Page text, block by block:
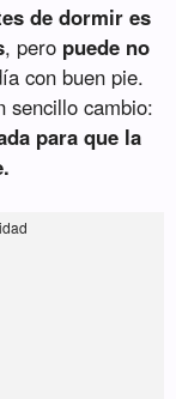
de dormir es
, pero puede no
con buen pie.
sencillo cambio:
para que la